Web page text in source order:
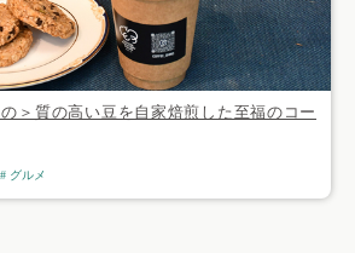
の＞質の高い豆を自家焙煎した至福のコー
グルメ